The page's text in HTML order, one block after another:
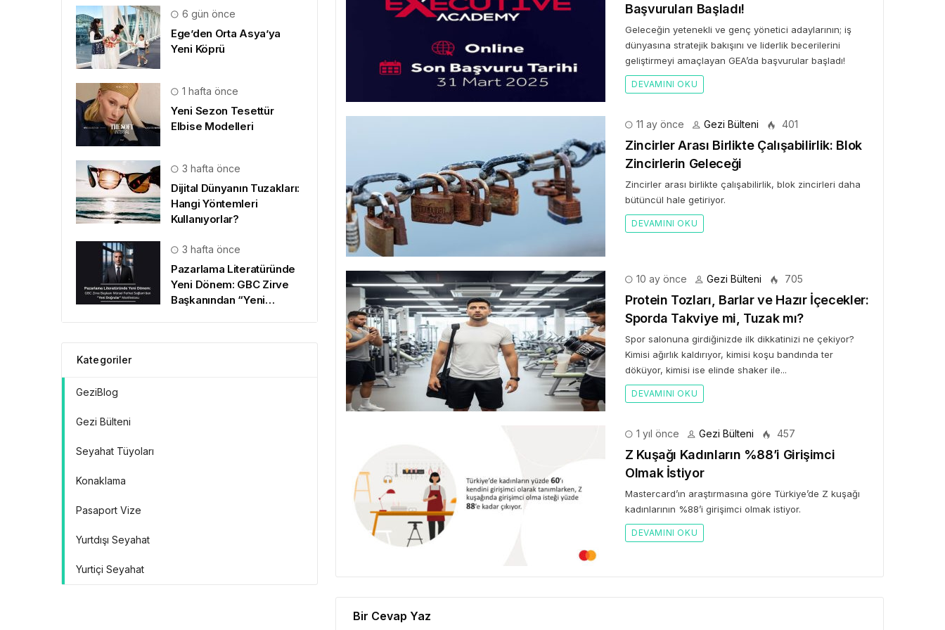
Başvuruları Başladı!
Geleceğin yetenekli ve genç yönetici adaylarının; iş
dünyasına stratejik bakışını ve liderlik becerilerini
geliştirmeyi amaçlayan GEA’da başvurular başladı!
DEVAMINI OKU
11 ay önce Gezi Bülteni 401
Zincirler Arası Birlikte Çalışabilirlik: Blok
Zincirlerin Geleceği
Zincirler arası birlikte çalışabilirlik, blok zincirleri daha
bütüncül hale getiriyor.
DEVAMINI OKU
10 ay önce Gezi Bülteni 705
Protein Tozları, Barlar ve Hazır İçecekler:
Sporda Takviye mi, Tuzak mı?
Spor salonuna girdiğinizde ilk dikkatinizi ne çekiyor?
Kimisi ağırlık kaldırıyor, kimisi koşu bandında ter
döküyor, kimisi ise elinde shaker ile...
DEVAMINI OKU
1 yıl önce Gezi Bülteni 457
Z Kuşağı Kadınların %88’i Girişimci
Olmak İstiyor
Mastercard’ın araştırmasına göre Türkiye’de Z kuşağı
kadınlarının %88’i girişimci olmak istiyor.
DEVAMINI OKU
Bir Cevap Yaz
6 gün önce
Ege’den Orta Asya’ya
Yeni Köprü
1 hafta önce
Yeni Sezon Tesettür
Elbise Modelleri
3 hafta önce
Dijital Dünyanın Tuzakları:
Hangi Yöntemleri
Kullanıyorlar?
3 hafta önce
Pazarlama Literatüründe
Yeni Dönem: GBC Zirve
Başkanından “Yeni
Kategoriler
GeziBlog
Gezi Bülteni
Seyahat Tüyoları
Konaklama
Pasaport Vize
Yurtdışı Seyahat
Yurtiçi Seyahat